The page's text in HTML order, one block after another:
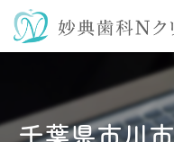
千葉県市川